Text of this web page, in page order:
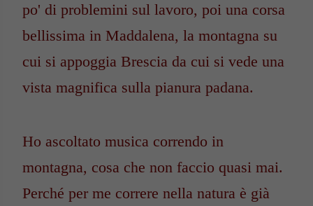
po' di problemini sul lavoro, poi una corsa
bellissima in Maddalena, la montagna su
cui si appoggia Brescia da cui si vede una
vista magnifica sulla pianura padana.
Ho ascoltato musica correndo in
montagna, cosa che non faccio quasi mai.
Perché per me correre nella natura è già